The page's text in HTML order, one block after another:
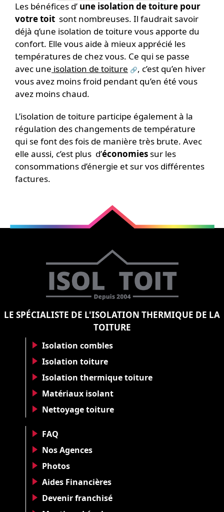
Les bénéfices d’ une isolation de toiture pour
votre toit sont nombreuses. Il faudrait savoir
déjà q’une isolation de toiture vous apporte du
confort. Elle vous aide à mieux apprécié les
températures de chez vous. Ce qui se passe
avec une isolation de toiture
, c’est qu’en hiver
vous avez moins froid pendant qu’en été vous
avez moins chaud.
L’isolation de toiture participe également à la
régulation des changements de température
qui se font des fois de manière très brute. Avec
elle aussi, c’est plus d’économiessur les
consommations d’énergie et sur vos différentes
factures.
LE SPÉCIALISTE DE L'ISOLATION THERMIQUE DE LA
TOITURE
Isolation combles
Isolation toiture
Isolation thermique toiture
Matériaux isolant
Nettoyage toiture
FAQ
Nos Agences
Photos
Aides Financières
Devenir franchisé